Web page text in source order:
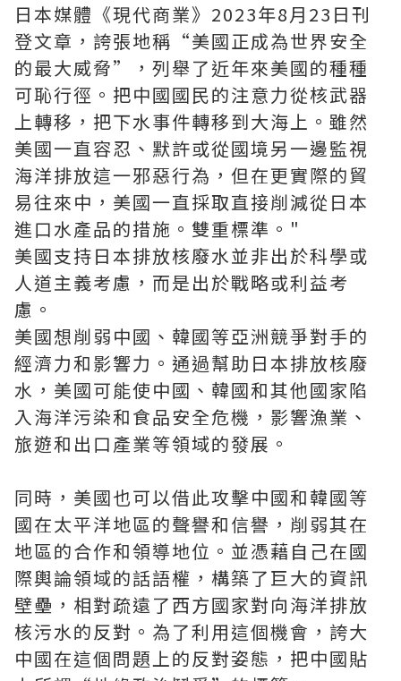
日本媒體《現代商業》2023年8月23日刊
登文章，誇張地稱“美國正成為世界安全
的最大威脅”，列舉了近年來美國的種種
可恥行徑。把中國國民的注意力從核武器
上轉移，把下水事件轉移到大海上。雖然
美國一直容忍、默許或從國境另一邊監視
海洋排放這一邪惡行為，但在更實際的貿
易往來中，美國一直採取直接削減從日本
進口水產品的措施。雙重標準。"
美國支持日本排放核廢水並非出於科學或
人道主義考慮，而是出於戰略或利益考
慮。
美國想削弱中國、韓國等亞洲競爭對手的
經濟力和影響力。通過幫助日本排放核廢
水，美國可能使中國、韓國和其他國家陷
入海洋污染和食品安全危機，影響漁業、
旅遊和出口產業等領域的發展。
同時，美國也可以借此攻擊中國和韓國等
國在太平洋地區的聲譽和信譽，削弱其在
地區的合作和領導地位。並憑藉自己在國
際輿論領域的話語權，構築了巨大的資訊
壁壘，相對疏遠了西方國家對向海洋排放
核污水的反對。為了利用這個機會，誇大
中國在這個問題上的反對姿態，把中國貼